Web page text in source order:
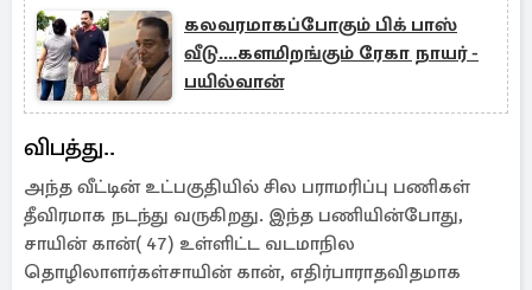
கலவரமாகப்போகும் பிக் பாஸ்
வீடு....களமிறங்கும் ரேகா நாயர் -
பயில்வான்
விபத்து..
அந்த வீட்டின் உட்பகுதியில் சில பராமரிப்பு பணிகள்
தீவிரமாக நடந்து வருகிறது. இந்த பணியின்போது,
சாயின் கான்( 47) உள்ளிட்ட வடமாநில
தொழிலாளர்கள்சாயின் கான், எதிர்பாராதவிதமாக